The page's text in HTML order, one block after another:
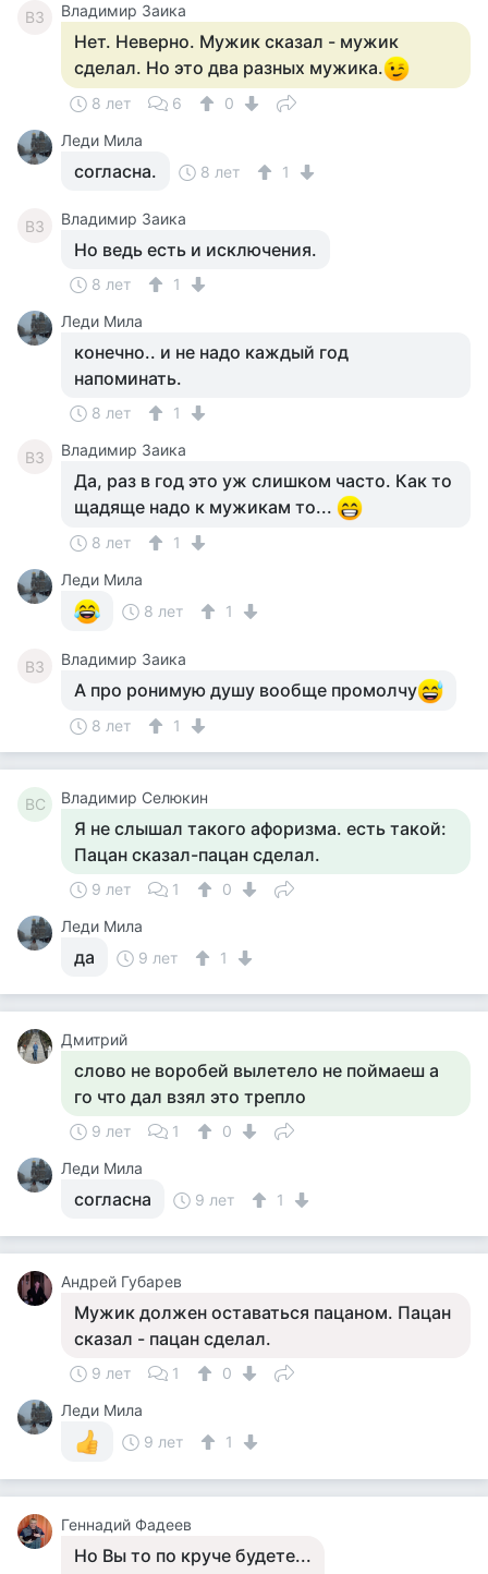
ВЗ Владимир Заика
Нет. Неверно. Мужик сказал - мужик
сделал. Но это два разных мужика.
8 лет 6
0
Леди Мила
согласна. 8 лет 1
ВЗ Владимир Заика
Но ведь есть и исключения.
8 лет
1
Леди Мила
конечно.. и не надо каждый год
напоминать.
8 лет 1
ВЗ Владимир Заика
Да, раз в год это уж слишком часто. Как то
щадяще надо к мужикам то...
8 лет
1
Леди Мила
8 лет
1
ВЗ Владимир Заика
А про ронимую душу вообще промолчу
8 лет 1
ВС Владимир Селюкин
Я не слышал такого афоризма. есть такой:
Пацан сказал-пацан сделал.
9 лет 1
0
Леди Мила
да 9 лет 1
Дмитрий
слово не воробей вылетело не поймаеш а
го что дал взял это трепло
9 лет 1
0
Леди Мила
согласна 9 лет 1
Андрей Губарев
Мужик должен оставаться пацаном. Пацан
сказал - пацан сделал.
9 лет 1
0
Леди Мила
9 лет
1
Геннадий Фадеев
Но Вы то по круче будете...